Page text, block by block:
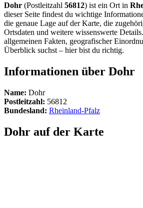
Dohr (Postleitzahl 56812) ist ein Ort in
dieser Seite findest du wichtige
die genaue Lage auf der Karte, die
Ortsdaten und weitere wissenswerte
allgemeinen Fakten, geografischer
Überblick suchst – hier bist du richtig.
Informationen über Dohr
Name: Dohr
Postleitzahl: 56812
Bundesland: Rheinland-Pfalz
Dohr auf der Karte